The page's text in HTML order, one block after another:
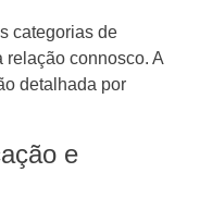
categorias de
relação connosco. A
detalhada por
e